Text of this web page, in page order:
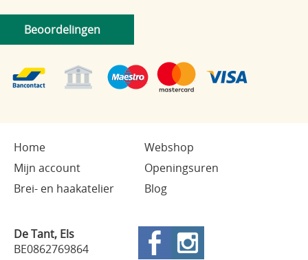
Beoordelingen
Home
Webshop
Mijn account
Openingsuren
Brei- en haakatelier
Blog
De Tant, Els
BE0862769864